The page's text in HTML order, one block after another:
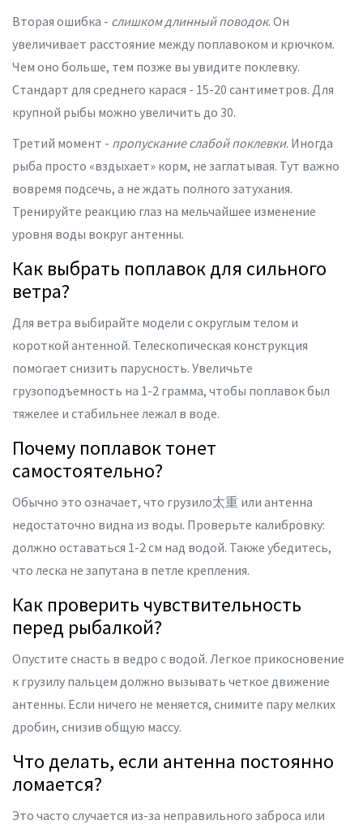
Вторая ошибка - слишком длинный поводок. Он
увеличивает расстояние между поплавоком и крючком.
Чем оно больше, тем позже вы увидите поклевку.
Стандарт для среднего карася - 15-20 сантиметров. Для
крупной рыбы можно увеличить до 30.
Третий момент - пропускание слабой поклевки. Иногда
рыба просто «вздыхает» корм, не заглатывая. Тут важно
вовремя подсечь, а не ждать полного затухания.
Тренируйте реакцию глаз на мельчайшее изменение
уровня воды вокруг антенны.
Как выбрать поплавок для сильного
ветра?
Для ветра выбирайте модели с округлым телом и
короткой антенной. Телескопическая конструкция
помогает снизить парусность. Увеличьте
грузоподъемность на 1-2 грамма, чтобы поплавок был
тяжелее и стабильнее лежал в воде.
Почему поплавок тонет
самостоятельно?
Обычно это означает, что грузило太重 или антенна
недостаточно видна из воды. Проверьте калибровку:
должно оставаться 1-2 см над водой. Также убедитесь,
что леска не запутана в петле крепления.
Как проверить чувствительность
перед рыбалкой?
Опустите снасть в ведро с водой. Легкое прикосновение
к грузилу пальцем должно вызывать четкое движение
антенны. Если ничего не меняется, снимите пару мелких
дробин, снизив общую массу.
Что делать, если антенна постоянно
ломается?
Это часто случается из-за неправильного заброса или